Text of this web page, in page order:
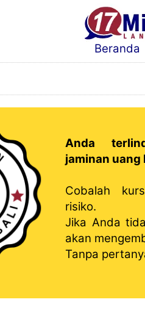
Beranda
Anda
jaminan uang
Cobalah
risiko.
Jika Anda
akan
Tanpa